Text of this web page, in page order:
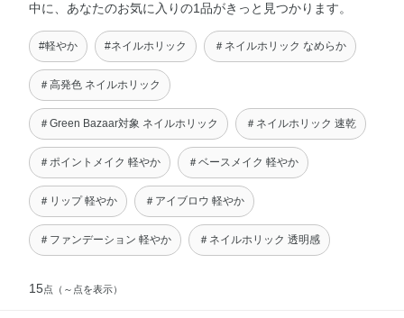
中に、あなたのお気に入りの1品がきっと見つかります。
#軽やか #ネイルホリック ＃ネイルホリック なめらか
＃高発色 ネイルホリック
＃Green Bazaar対象 ネイルホリック ＃ネイルホリック 速乾
＃ポイントメイク 軽やか ＃ベースメイク 軽やか
＃リップ 軽やか ＃アイブロウ 軽やか
＃ファンデーション 軽やか ＃ネイルホリック 透明感
15点 （～点を表示）